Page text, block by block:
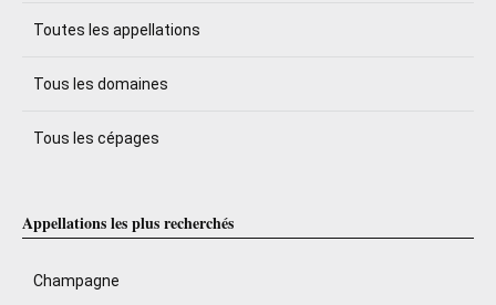
Toutes les appellations
Tous les domaines
Tous les cépages
Appellations les plus recherchés
Champagne